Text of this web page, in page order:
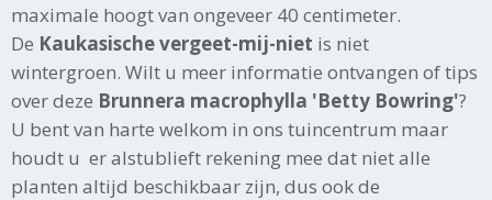
maximale hoogt van ongeveer 40 centimeter.
De Kaukasische vergeet-mij-niet is niet
wintergroen. Wilt u meer informatie ontvangen of tips
over deze Brunnera macrophylla 'Betty Bowring'?
U bent van harte welkom in ons tuincentrum maar
houdt u er alstublieft rekening mee dat niet alle
planten altijd beschikbaar zijn, dus ook de